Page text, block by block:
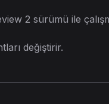
2 sürümü ile
değiştirir.